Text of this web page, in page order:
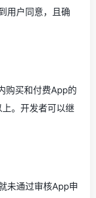
用户同意，且确
购买和付费App的
。开发者可以继
未通过审核App申